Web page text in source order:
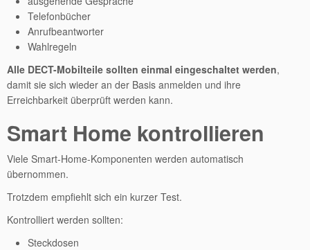
Telefonbücher
Anrufbeantworter
Wahlregeln
Alle DECT-Mobilteile sollten einmal eingeschaltet werden,
damit sie sich wieder an der Basis anmelden und ihre
Erreichbarkeit überprüft werden kann.
Smart Home kontrollieren
Viele Smart-Home-Komponenten werden automatisch
übernommen.
Trotzdem empfiehlt sich ein kurzer Test.
Kontrolliert werden sollten:
Steckdosen